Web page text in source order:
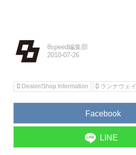
8speed編集部
Dealer/Shop Information ランナウェイ
Facebook
LINE